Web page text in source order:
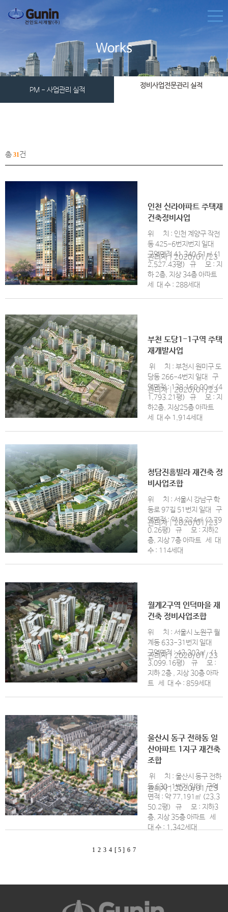
Works
PM - 사업관리 실적
정비사업전문관리 실적
총31건
인천 신라아파트 주택재
건축정비사업
위 치 : 인천 계양구 작전
동 425-6번지번지 일대
구역면적 41,340.51㎡ (1
2,527.43평) 규 모 : 지
하 2층, 지상 34층 아파트
세 대 수 : 288세대
관리자| 2020/01/23
부천 도당1-1구역 주택
재개발사업
위 치 : 부천시 원미구 도
당동 266-4번지 일대 구
역면적 : 138,160.00㎡ (4
1,793.21평) 규 모 : 지
하2층, 지상25층 아파트
세 대 수 1,914세대
관리자 2020/01/23
청담진흥빌라 재건축 정
비사업조합
위 치 : 서울시 강남구 학
동로 97길 51번지 일대 구
역면적 : 약 9,224㎡ (2,79
0.26평) 규 모 : 지하2
층, 지상 7층 아파트 세 대
수 : 114세대
관리자 |2020/01/23
월계2구역 인덕마을 재
건축 정비사업조합
위 치 : 서울시 노원구 월
계동 633-31번지 일대
구역면적 : 43,303㎡ (1
3,099.16평) 규 모 :
지하 2층 , 지상 30층 아파
트 세 대 수 : 859세대
관리자| 2020/01/23
울산시 동구 전하동 일
산아파트 1지구 재건축
조합
위 치 : 울산시 동구 전하
동 630-1번지 일대 구역
면적 : 약 77,191㎡ (23,3
50.2평) 규 모 : 지하3
층, 지상 35층 아파트 세
대 수 : 1,342세대
관리자| 2020/01/23
1 2 3 4 [ 5 ] 6 7